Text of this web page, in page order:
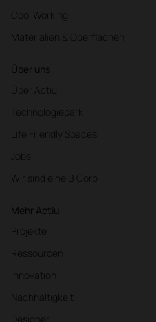
Cool Working
Materialien & Oberflächen
Über uns
Über Actiu
Technologiepark
Life Friendly Spaces
Jobs
Wir sind eine B Corp
Mehr Actiu
Projekte
Ressourcen
Innovation
Nachhaltigkeit
Designer